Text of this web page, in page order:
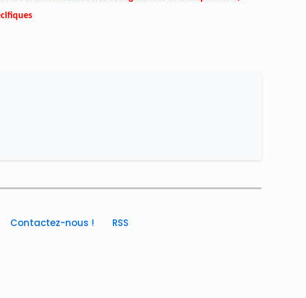
Contactez-nous ! RSS